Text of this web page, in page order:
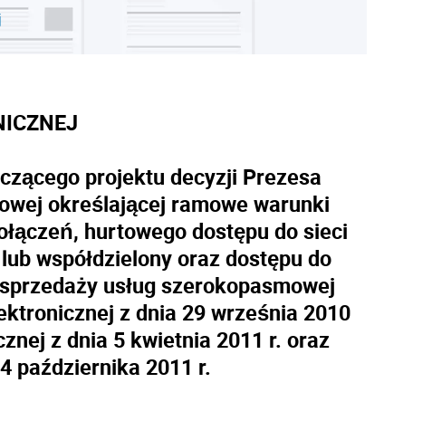
projektu decyzji Prezesa
określającej ramowe warunki
hurtowego dostępu do sieci
współdzielony oraz dostępu do
usług szerokopasmowej
z dnia 29 września 2010
z dnia 5 kwietnia 2011 r. oraz
października 2011 r.